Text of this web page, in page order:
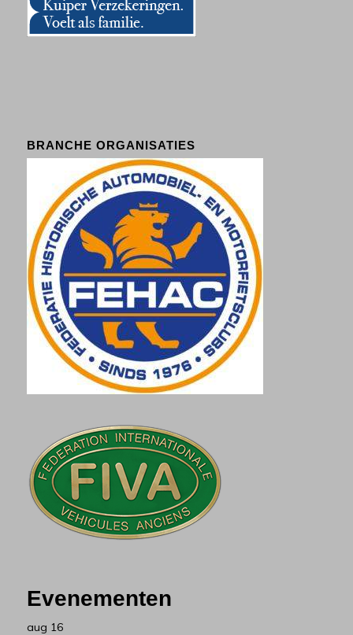
BRANCHE ORGANISATIES
Evenementen
aug 16